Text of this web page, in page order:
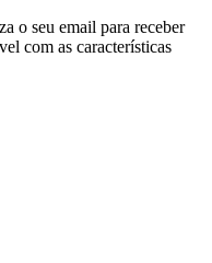
o seu email para receber
com as características